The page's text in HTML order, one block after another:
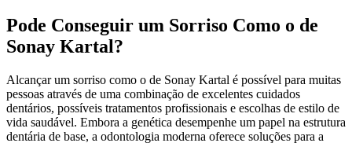
Pode Conseguir um Sorriso Como o de
Sonay Kartal?
Alcançar um sorriso como o de Sonay Kartal é possível para muitas
pessoas através de uma combinação de excelentes cuidados
dentários, possíveis tratamentos profissionais e escolhas de estilo de
vida saudável. Embora a genética desempenhe um papel na estrutura
dentária de base, a odontologia moderna oferece soluções para a